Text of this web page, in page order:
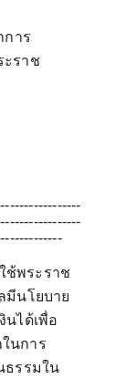
การ
ะราช
ช้พระราช
มีนโยบาย
นได้เพื่อ
นการ
ธรรมใน